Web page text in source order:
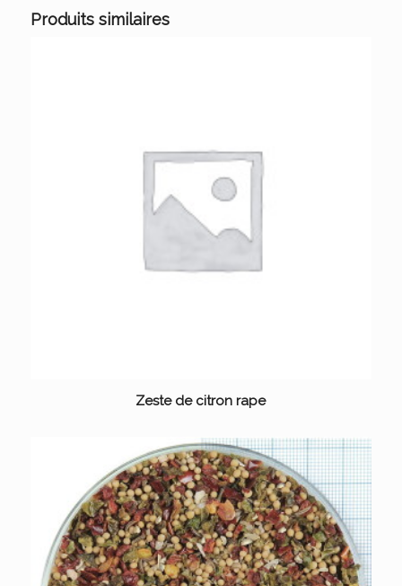
Produits similaires
Zeste de citron rape